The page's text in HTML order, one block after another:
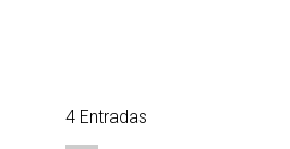
4 Entradas